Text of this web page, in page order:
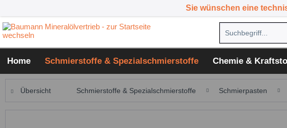
Sie wünschen eine
Home Schmierstoffe & Spezialschmierstoffe Chemie &
Übersicht Schmierstoffe & Spezialschmierstoffe Schmierpasten